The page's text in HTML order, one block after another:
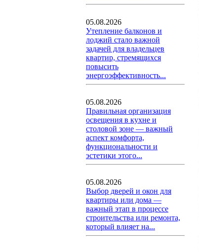
05.08.2026
Утепление балконов и
лоджий стало важной
задачей для владельцев
квартир, стремящихся
повысить
энергоэффективность...
05.08.2026
Правильная организация
освещения в кухне и
столовой зоне — важный
аспект комфорта,
функциональности и
эстетики этого...
05.08.2026
Выбор дверей и окон для
квартиры или дома —
важный этап в процессе
строительства или ремонта,
который влияет на...